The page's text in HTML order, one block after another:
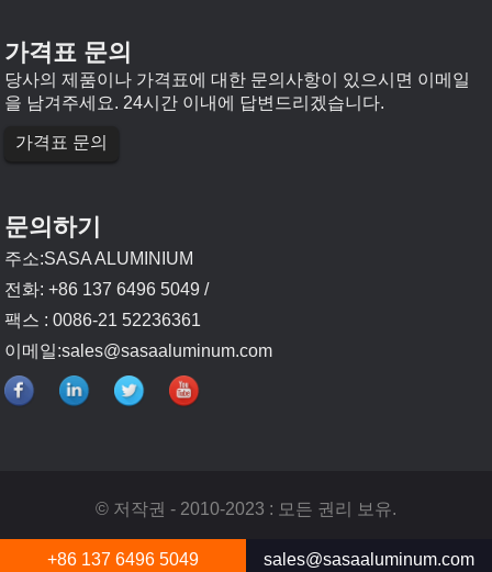
가격표 문의
당사의 제품이나 가격표에 대한 문의사항이 있으시면 이메일
을 남겨주세요. 24시간 이내에 답변드리겠습니다.
가격표 문의
문의하기
주소:SASA ALUMINIUM
전화: +86 137 6496 5049 /
팩스 : 0086-21 52236361
이메일:sales@sasaaluminum.com
© 저작권 - 2010-2023 : 모든 권리 보유.
+86 137 6496 5049 sales@sasaaluminum.com